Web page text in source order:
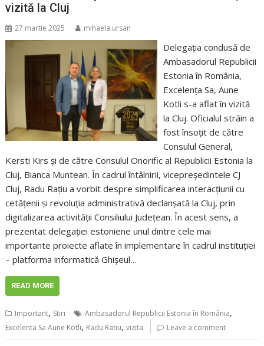
vizită la Cluj
27 martie 2025 mihaela.ursan
Delegația condusă de
Ambasadorul Republicii
Estonia în România,
Excelența Sa, Aune
Kotli s-a aflat în vizită
la Cluj. Oficialul străin a
fost însoțit de către
Consulul General,
Kersti Kirs și de către Consulul Onorific al Republicii Estonia la
Cluj, Bianca Muntean. În cadrul întâlnirii, vicepreședintele CJ
Cluj, Radu Rațiu a vorbit despre simplificarea interacțiunii cu
cetățenii și revoluția administrativă declanșată la Cluj, prin
digitalizarea activității Consiliului Județean. În acest sens, a
prezentat delegației estoniene unul dintre cele mai
importante proiecte aflate în implementare în cadrul instituției
– platforma informatică Ghișeul…
READ MORE
Important, Stiri Ambasadorul Republicii Estonia în România,
Excelenta Sa Aune Kotli, Radu Ratiu,vizita Leave a comment